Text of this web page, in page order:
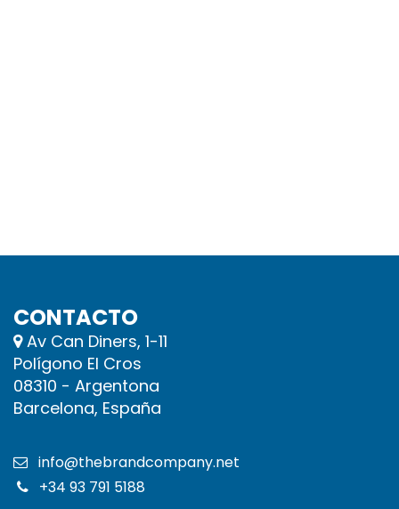
CONTACTO
Av Can Diners, 1-11
Polígono El Cros
08310 - Argentona
Barcelona, España
info@thebrandcompany.net
+34 93 791 5188